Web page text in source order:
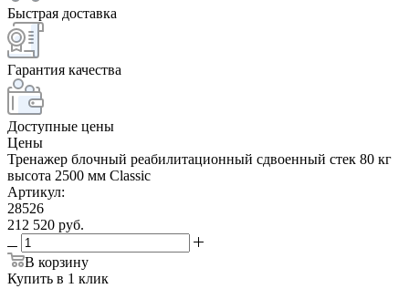
Быстрая доставка
Гарантия качества
Доступные цены
Цены
Тренажер блочный реабилитационный сдвоенный стек 80 кг
высота 2500 мм Classic
Артикул:
28526
212 520 руб.
В корзину
Купить в 1 клик